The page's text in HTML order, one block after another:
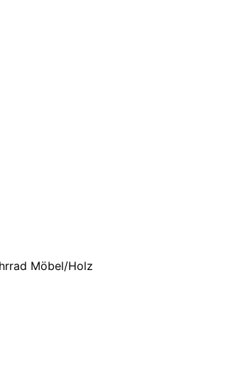
Möbel/Holz